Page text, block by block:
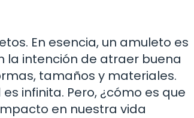
En esencia, un amuleto es
la intención de atraer buena
tamaños y materiales.
infinita. Pero, ¿cómo es que
en nuestra vida